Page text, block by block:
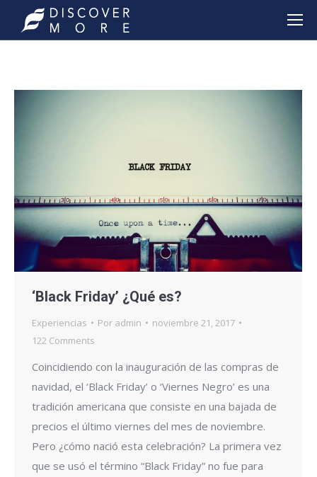
‘Black Friday’ ¿Qué es?
Experiencias Por admin
noviembre 21, 2017
122 Comments
Coincidiendo con la inauguración de las compras de
navidad, el ‘Black Friday’ o ‘Viernes Negro’ es una
tradición americana que consiste en una bajada de
precios el último viernes del mes de noviembre.
Pero ¿cómo nació esta celebración? La primera vez
que se usó el término “Black Friday” no fue para